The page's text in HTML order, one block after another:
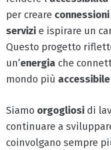
per creare
servizi e ispirare un
Questo progetto
un’energia che
mondo più accessibile
Siamo orgogliosi di
continuare a
coinvolgano sempre